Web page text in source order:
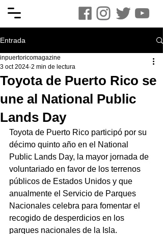
Entrada
Toyota de Puerto Rico se
une al National Public
Lands Day
inpuertoricomagazine
3 oct 2024 2 min de lectura
Toyota de Puerto Rico participó por su
décimo quinto año en el National
Public Lands Day, la mayor jornada de
voluntariado en favor de los terrenos
públicos de Estados Unidos y que
anualmente el Servicio de Parques
Nacionales celebra para fomentar el
recogido de desperdicios en los
parques nacionales de la Isla.